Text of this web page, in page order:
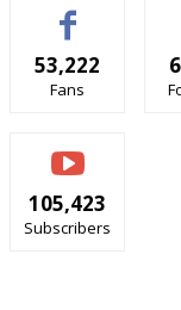
53,222
Fans
105,423
Subscribers